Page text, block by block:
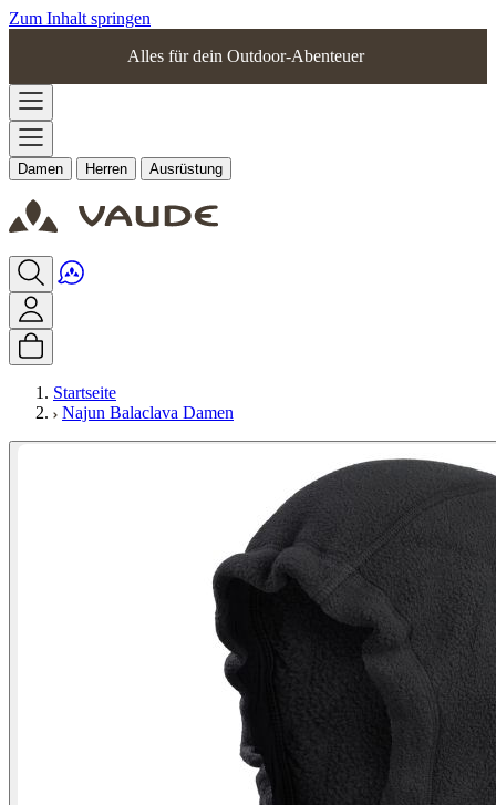
Zum Inhalt springen
Alles für dein Outdoor-Abenteuer
Damen Herren Ausrüstung
Startseite
Najun Balaclava Damen